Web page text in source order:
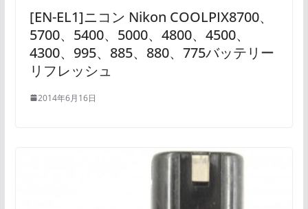
[EN-EL1]ニコン Nikon COOLPIX8700、
5700、5400、5000、4800、4500、
4300、995、885、880、775バッテリー
リフレッシュ
2014年6月16日